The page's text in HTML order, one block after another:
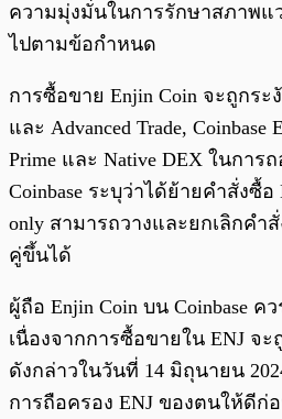
ความมุ่งมั่นในการรักษาสภาพแ
ไปตามข้อกำหนด
การซื้อขาย Enjin Coin จะถูกระงั
และ Advanced Trade, Coinbase
Prime และ Native DEX ในกา
Coinbase ระบุว่าได้ย้ายคำสั่งซื้
only สามารถวางและยกเลิกคำ
คู่ขึ้นได้
ผู้ถือ Enjin Coin บน Coinbase ค
เนื่องจากการซื้อขายใน ENJ จ
ดังกล่าวในวันที่ 14 มิถุนายน
การถือครอง ENJ ของตนให้ดีก่